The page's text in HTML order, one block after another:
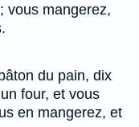
vous mangerez,
du pain, dix
four, et vous
en mangerez, et